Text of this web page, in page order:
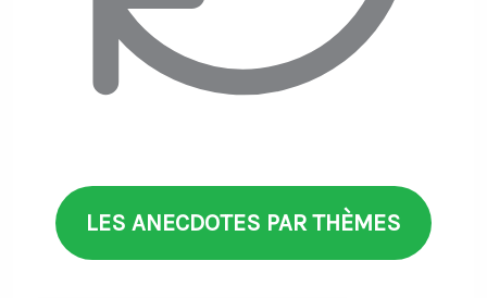
LES ANECDOTES PAR THÈMES